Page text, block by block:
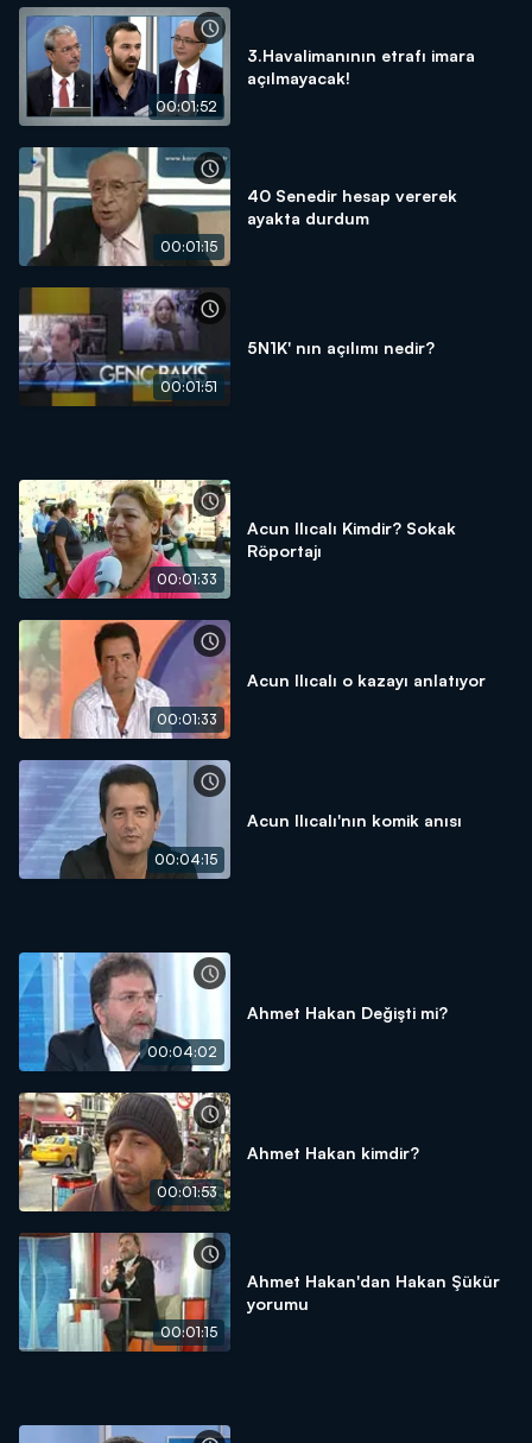
00:01:52
3.Havalimanının etrafı imara
açılmayacak!
00:01:15
40 Senedir hesap vererek
ayakta durdum
00:01:51
5N1K' nın açılımı nedir?
00:01:33
Acun Ilıcalı Kimdir? Sokak
Röportajı
00:01:33
Acun Ilıcalı o kazayı anlatıyor
00:04:15
Acun Ilıcalı'nın komik anısı
00:04:02
Ahmet Hakan Değişti mi?
00:01:53
Ahmet Hakan kimdir?
00:01:15
Ahmet Hakan'dan Hakan Şükür
yorumu